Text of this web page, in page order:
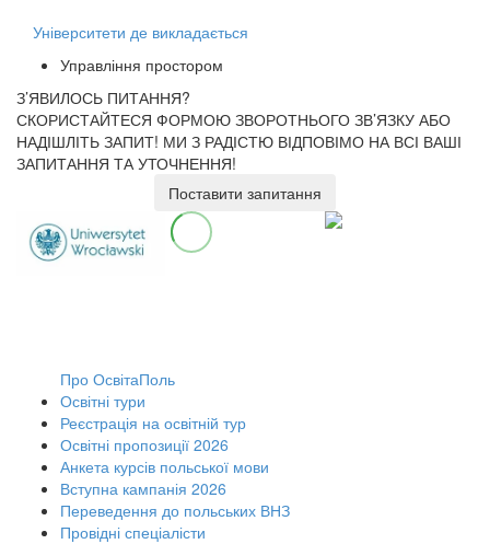
Університети де викладається
Управління простором
З’ЯВИЛОСЬ ПИТАННЯ?
СКОРИСТАЙТЕСЯ ФОРМОЮ ЗВОРОТНЬОГО ЗВ’ЯЗКУ АБО
НАДІШЛІТЬ ЗАПИТ! МИ З РАДІСТЮ ВІДПОВІМО НА ВСІ ВАШІ
ЗАПИТАННЯ ТА УТОЧНЕННЯ!
Поставити запитання
Про ОсвітаПоль
Освітні тури
Реєстрація на освітній тур
Освітні пропозиції 2026
Анкета курсів польської мови
Вступна кампанія 2026
Переведення до польських ВНЗ
Провідні спеціалісти